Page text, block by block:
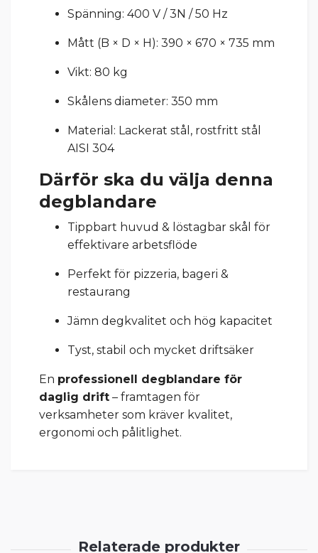
Spänning: 400 V / 3N / 50 Hz
Mått (B × D × H): 390 × 670 × 735 mm
Vikt: 80 kg
Skålens diameter: 350 mm
Material: Lackerat stål, rostfritt stål
AISI 304
Därför ska du välja denna
degblandare
Tippbart huvud & löstagbar skål för
effektivare arbetsflöde
Perfekt för pizzeria, bageri &
restaurang
Jämn degkvalitet och hög kapacitet
Tyst, stabil och mycket driftsäker
En professionell degblandare för
daglig drift – framtagen för
verksamheter som kräver kvalitet,
ergonomi och pålitlighet.